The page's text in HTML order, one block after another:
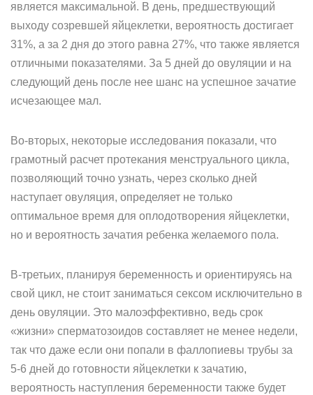
является максимальной. В день, предшествующий
выходу созревшей яйцеклетки, вероятность достигает
31%, а за 2 дня до этого равна 27%, что также является
отличными показателями. За 5 дней до овуляции и на
следующий день после нее шанс на успешное зачатие
исчезающее мал.
Во-вторых, некоторые исследования показали, что
грамотный расчет протекания менструального цикла,
позволяющий точно узнать, через сколько дней
наступает овуляция, определяет не только
оптимальное время для оплодотворения яйцеклетки,
но и вероятность зачатия ребенка желаемого пола.
В-третьих, планируя беременность и ориентируясь на
свой цикл, не стоит заниматься сексом исключительно в
день овуляции. Это малоэффективно, ведь срок
«жизни» сперматозоидов составляет не менее недели,
так что даже если они попали в фаллопиевы трубы за
5-6 дней до готовности яйцеклетки к зачатию,
вероятность наступления беременности также будет